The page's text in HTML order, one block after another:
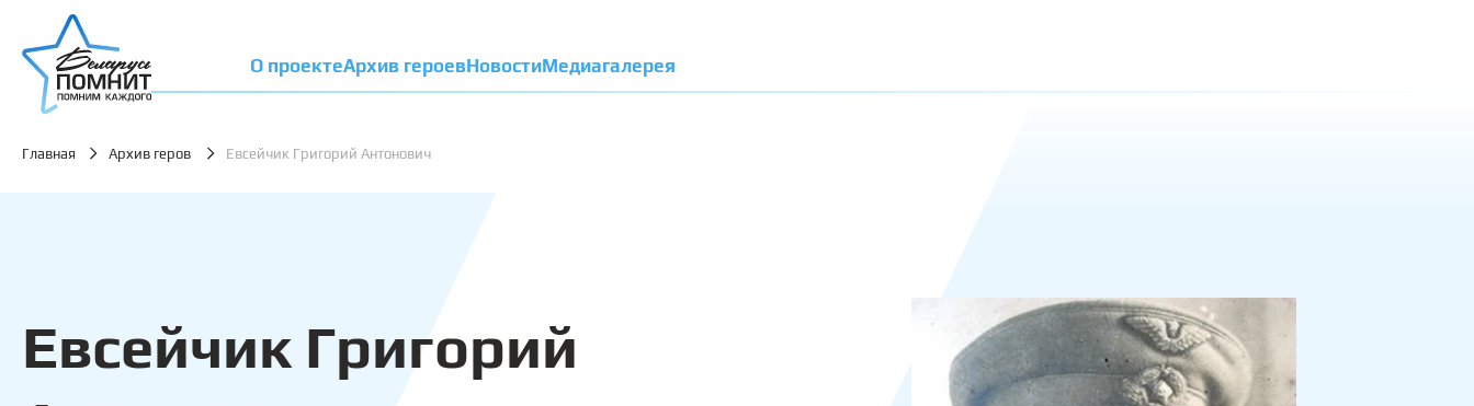
О проектеАрхив героевНовостиМедиагалерея
Главная Архив геров Евсейчик Григорий Антонович
Евсейчик Григорий